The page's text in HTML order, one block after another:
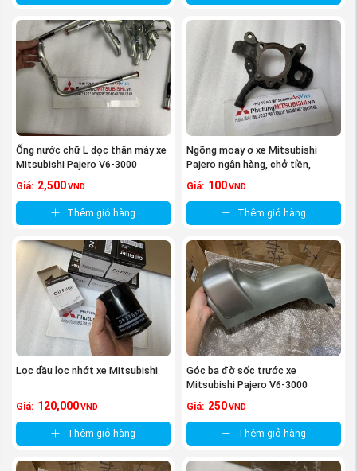
Ống nước chữ L dọc thân máy xe
Mitsubishi Pajero V6-3000
Giá: 2,500 VND
Thêm giỏ hàng
Ngõng moay ơ xe Mitsubishi
Pajero ngân hàng, chở tiền,
v73,v93
Giá: 100 VND
Thêm giỏ hàng
Lọc dầu lọc nhớt xe Mitsubishi
Giá: 120,000 VND
Thêm giỏ hàng
Góc ba đờ sốc trước xe
Mitsubishi Pajero V6-3000
Giá: 250 VND
Thêm giỏ hàng